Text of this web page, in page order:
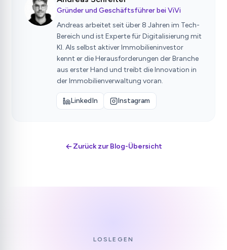
Gründer und Geschäftsführer bei ViVi
Andreas arbeitet seit über 8 Jahren im Tech-
Bereich und ist Experte für Digitalisierung mit
KI. Als selbst aktiver Immobilieninvestor
kennt er die Herausforderungen der Branche
aus erster Hand und treibt die Innovation in
der Immobilienverwaltung voran.
LinkedIn Instagram
Zurück zur Blog-Übersicht
LOSLEGEN